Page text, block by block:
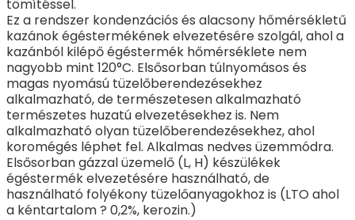
tömítéssel.
Ez a rendszer kondenzációs és alacsony hőmérsékletű
kazánok égéstermékének elvezetésére szolgál, ahol a
kazánból kilépő égéstermék hőmérséklete nem
nagyobb mint 120°C. Elsősorban túlnyomásos és
magas nyomású tüzelőberendezésekhez
alkalmazható, de természetesen alkalmazható
természetes huzatú elvezetésekhez is. Nem
alkalmazható olyan tüzelőberendezésekhez, ahol
koromégés léphet fel. Alkalmas nedves üzemmódra.
Elsősorban gázzal üzemelő (L, H) készülékek
égéstermék elvezetésére használható, de
használható folyékony tüzelőanyagokhoz is (LTO ahol
a kéntartalom ? 0,2%, kerozin.)